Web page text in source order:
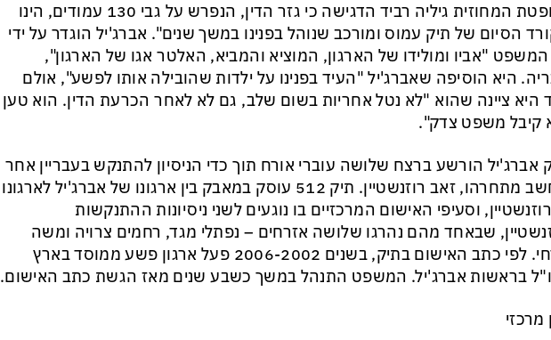
השופטת המחוזית גיליה רביד הדגישה כי גזר הדין, הנפרש על גבי 130 עמודים, הינו
הסיום של תיק עמוס ומורכב שנוהל בפנינו במשך שנים". אברג'יל הוגדר על ידי
"אביו ומולידו של הארגון, המוציא והמביא, האלטר אגו של הארגון",
היא הוסיפה שאברג'יל "העיד בפנינו על ילדות שהובילה אותו לפשע", אולם
היא ציינה שהוא "לא נטל אחריות בשום שלב, גם לא לאחר הכרעת הדין. הוא טען
קיבל משפט צדק".
אברג'יל הורשע ברצח שלושה עוברי אורח תוך כדי הניסיון להתנקש בעבריין אחר
שנחשב מתחרהו, זאב רוזנשטיין. תיק 512 עוסק במאבק בין ארגונו של אברג'יל לארגונו
וסעיפי האישום המרכזיים בו נוגעים לשני ניסיונות ההתנקשות
שבאחד מהם נהרגו שלושה אזרחים – נפתלי מגד, רחמים צרויה ומשה
מזרחי. לפי כתב האישום בתיק, בשנים 2006-2002 פעל ארגון פשע ממוסד בארץ
בראשות אברג'יל. המשפט התנהל במשך כשבע שנים מאז הגשת כתב האישום.
מרכזי